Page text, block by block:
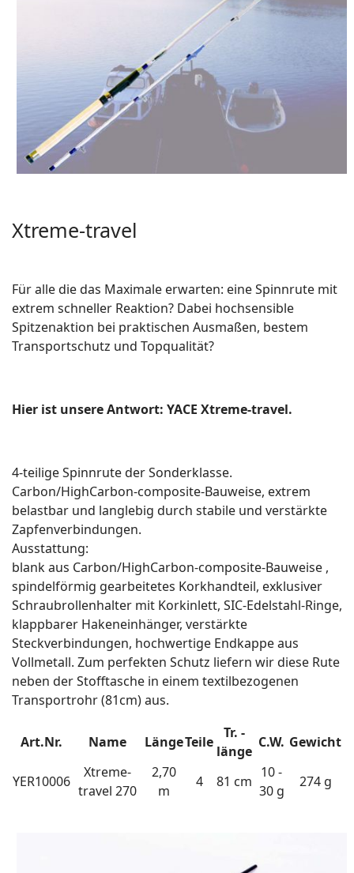
Xtreme-travel
Für alle die das Maximale erwarten: eine Spinnrute mit
extrem schneller Reaktion? Dabei hochsensible
Spitzenaktion bei praktischen Ausmaßen, bestem
Transportschutz und Topqualität?
Hier ist unsere Antwort: YACE Xtreme-travel.
4-teilige Spinnrute der Sonderklasse.
Carbon/HighCarbon-composite-Bauweise, extrem
belastbar und langlebig durch stabile und verstärkte
Zapfenverbindungen.
Ausstattung:
blank aus Carbon/HighCarbon-composite-Bauweise ,
spindelförmig gearbeitetes Korkhandteil, exklusiver
Schraubrollenhalter mit Korkinlett, SIC-Edelstahl-Ringe,
klappbarer Hakeneinhänger, verstärkte
Steckverbindungen, hochwertige Endkappe aus
Vollmetall. Zum perfekten Schutz liefern wir diese Rute
neben der Stofftasche in einem textilbezogenen
Transportrohr (81cm) aus.
Art.Nr. Name LängeTeile
Tr. -
länge
C.W. Gewicht
YER10006
Xtreme-
travel 270
2,70
m
4 81 cm
10 -
30 g
274 g